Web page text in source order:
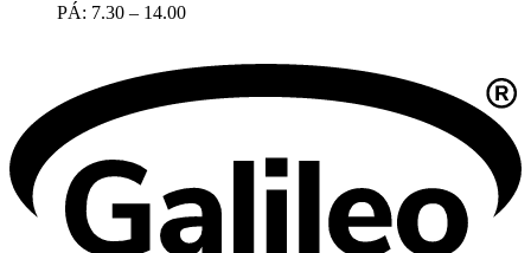
PÁ: 7.30 – 14.00